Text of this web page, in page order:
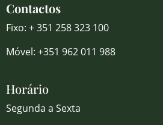
Contactos
Fixo: + 351 258 323 100
Móvel: +351 962 011 988
Horário
Segunda a Sexta